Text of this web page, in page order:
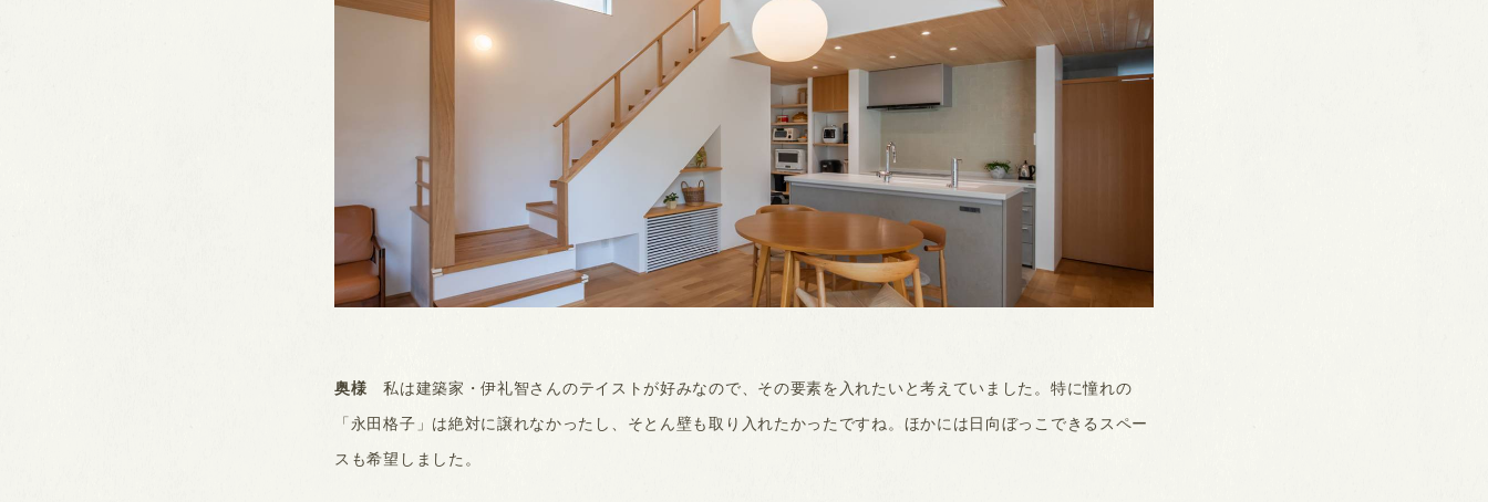
奥様 私は建築家・伊礼智さんのテイストが好みなので、その要素を入れたいと考えていました。特に憧れの
「永田格子」は絶対に譲れなかったし、そとん壁も取り入れたかったですね。ほかには日向ぼっこできるスペー
スも希望しました。